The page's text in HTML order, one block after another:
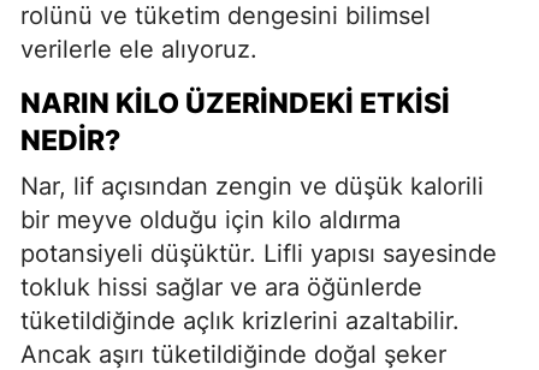
rolünü ve tüketim dengesini bilimsel
verilerle ele alıyoruz.
NARIN KILO ÜZERINDEKI ETKISI
NEDIR?
Nar, lif açısından zengin ve düşük kalorili
bir meyve olduğu için kilo aldırma
potansiyeli düşüktür. Lifli yapısı sayesinde
tokluk hissi sağlar ve ara öğünlerde
tüketildiğinde açlık krizlerini azaltabilir.
Ancak aşırı tüketildiğinde doğal şeker